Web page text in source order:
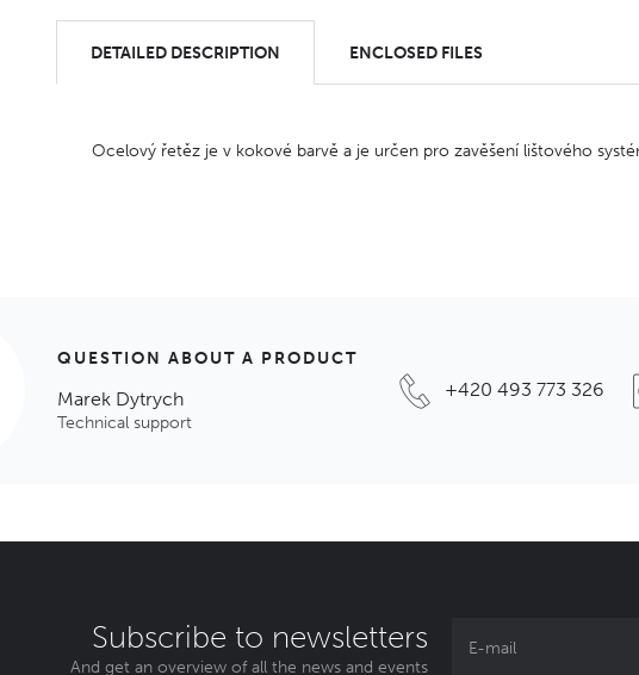
DETAILED DESCRIPTION ENCLOSED FILES
Ocelový řetěz je v kokové barvě a je určen pro zavěšení lištového
QUESTION ABOUT A PRODUCT
Marek Dytrych
Technical support
+420 493 773 326
Subscribe to newsletters
And get an overview of all the news and events